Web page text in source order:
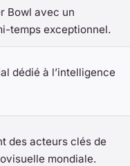
Bowl avec un
temps exceptionnel.
dédié à l’intelligence
des acteurs clés de
mondiale.